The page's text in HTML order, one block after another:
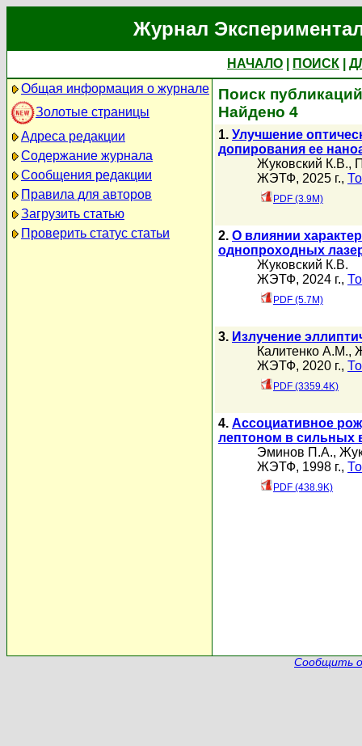
Журнал
НАЧАЛО ПОИСК
Общая информация о журнале
Золотые страницы
Адреса редакции
Содержание журнала
Сообщения редакции
Правила для авторов
Загрузить статью
Проверить статус статьи
Поиск
Найдено 4
1. Улучшение
допирования ее
Жуковский К.В.,
ЖЭТФ, 2025 г.,
PDF (3.9M)
2. О влиянии
однопроходных
Жуковский К.В.
ЖЭТФ, 2024 г.,
PDF (5.7M)
3. Излучение
Калитенко А.М.,
ЖЭТФ, 2020 г.,
PDF (3359.4K)
4. Ассоциативное
лептоном в сильных
Эминов П.А.,
ЖЭТФ, 1998 г.,
PDF (438.9K)
Сообщить о